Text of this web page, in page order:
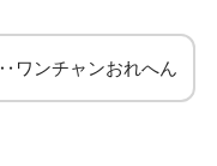
‥ワンチャンおれへん